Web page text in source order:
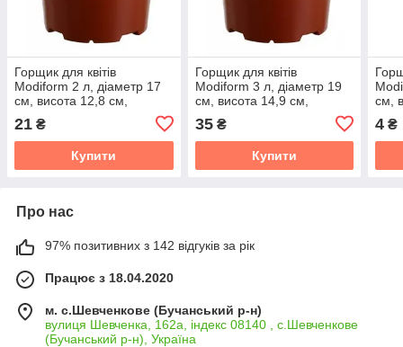
Горщик для квітів
Мodiform 2 л, діаметр 17
см, висота 12,8 см,
(круглий)
21 ₴
Купити
Горщик для квітів
Мodiform 3 л, діаметр 19
см, висота 14,9 см,
(круглий)
35₴
Купити
см,
4 ₴
Про нас
97% позитивних з 142 відгуків за рік
Працює з 18.04.2020
м. с.Шевченкове (Бучанський р-н)
вулиця Шевченка, 162а, індекс 08140 , с.Шевченкове
(Бучанський р-н), Україна